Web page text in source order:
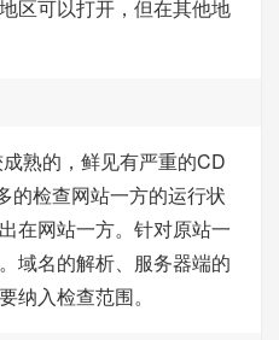
区可以打开，但在其他地
熟的，鲜见有严重的CD
的检查网站一方的运行状
在网站一方。针对原站一
域名的解析、服务器端的
纳入检查范围。